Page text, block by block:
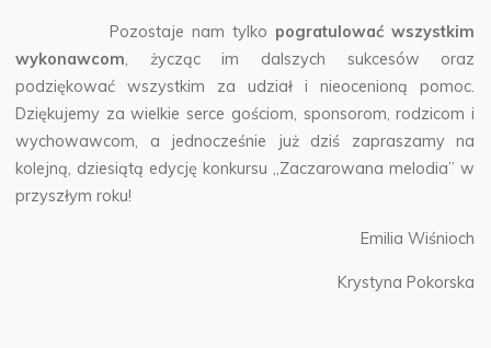
Pozostaje nam tylko pogratulować wszystkim
wykonawcom, życząc im dalszych sukcesów oraz
podziękować wszystkim za udział i nieocenioną pomoc.
Dziękujemy za wielkie serce gościom, sponsorom, rodzicom i
wychowawcom, a jednocześnie już dziś zapraszamy na
kolejną, dziesiątą edycję konkursu „Zaczarowana melodia” w
przyszłym roku!
Emilia Wiśnioch
Krystyna Pokorska